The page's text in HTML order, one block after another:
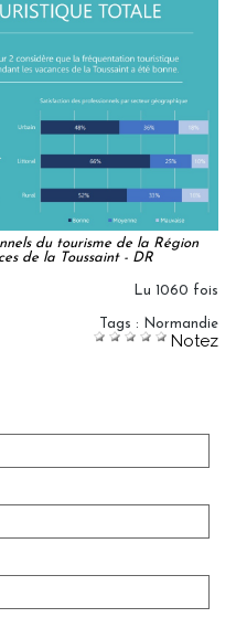
du tourisme de la Région
de la Toussaint - DR
Lu 1060 fois
Tags : Normandie
Notez